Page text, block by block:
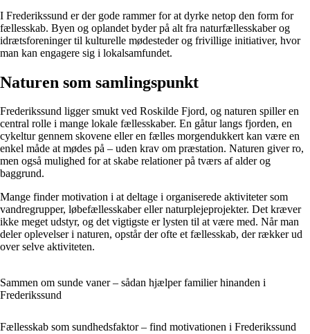
I Frederikssund er der gode rammer for at dyrke netop den form for
fællesskab. Byen og oplandet byder på alt fra naturfællesskaber og
idrætsforeninger til kulturelle mødesteder og frivillige initiativer, hvor
man kan engagere sig i lokalsamfundet.
Naturen som samlingspunkt
Frederikssund ligger smukt ved Roskilde Fjord, og naturen spiller en
central rolle i mange lokale fællesskaber. En gåtur langs fjorden, en
cykeltur gennem skovene eller en fælles morgendukkert kan være en
enkel måde at mødes på – uden krav om præstation. Naturen giver ro,
men også mulighed for at skabe relationer på tværs af alder og
baggrund.
Mange finder motivation i at deltage i organiserede aktiviteter som
vandregrupper, løbefællesskaber eller naturplejeprojekter. Det kræver
ikke meget udstyr, og det vigtigste er lysten til at være med. Når man
deler oplevelser i naturen, opstår der ofte et fællesskab, der rækker ud
over selve aktiviteten.
Sammen om sunde vaner – sådan hjælper familier hinanden i
Frederikssund
Fællesskab som sundhedsfaktor – find motivationen i Frederikssund